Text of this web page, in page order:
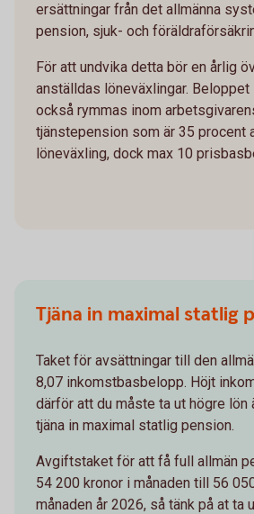
ersättningar från det allmänna
pension, sjuk- och
För att undvika detta bör en årlig
anställdas löneväxlingar.
också rymmas inom
tjänstepension som är 35 procent
löneväxling, dock max 10
Tjäna in maximal statlig
Taket för avsättningar till den
8,07 inkomstbasbelopp. Höjt
därför att du måste ta ut högre lön
tjäna in maximal statlig pension.
Avgiftstaket för att få full allmän
54 200 kronor i månaden till 56
månaden år 2026, så tänk på at ta